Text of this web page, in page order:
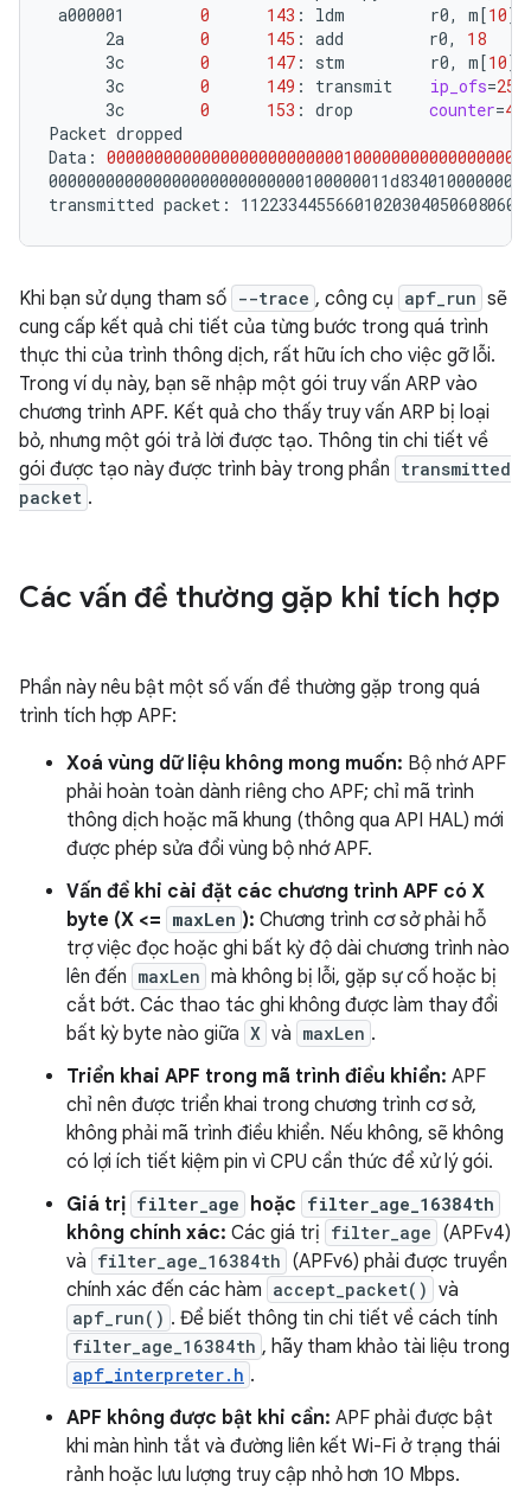
a000001
0 143 : ldm r0, m[10]
2a
0 145 : add r0,
18
3c
0 147 : stm r0, m[10]
3c
0 149 : transmit ip_ofs=255
3c
0 153 : drop counter=47
Packet dropped
Data:
transmitted packet:
Khi bạn sử dụng tham số --trace , công cụ apf_run sẽ
cung cấp kết quả chi tiết của từng bước trong quá trình
thực thi của trình thông dịch, rất hữu ích cho việc gỡ lỗi.
Trong ví dụ này, bạn sẽ nhập một gói truy vấn ARP vào
chương trình APF. Kết quả cho thấy truy vấn ARP bị loại
bỏ, nhưng một gói trả lời được tạo. Thông tin chi tiết về
gói được tạo này được trình bày trong phần transmitted
packet .
Các vấn đề thường gặp khi tích hợp
Phần này nêu bật một số vấn đề thường gặp trong quá
trình tích hợp APF:
Xoá vùng dữ liệu không mong muốn: Bộ nhớ APF
phải hoàn toàn dành riêng cho APF; chỉ mã trình
thông dịch hoặc mã khung (thông qua API HAL) mới
được phép sửa đổi vùng bộ nhớ APF.
Vấn đề khi cài đặt các chương trình APF có X
byte (X <= maxLen ): Chương trình cơ sở phải hỗ
trợ việc đọc hoặc ghi bất kỳ độ dài chương trình nào
lên đến maxLen mà không bị lỗi, gặp sự cố hoặc bị
cắt bớt. Các thao tác ghi không được làm thay đổi
bất kỳ byte nào giữa X và maxLen .
Triển khai APF trong mã trình điều khiển: APF
chỉ nên được triển khai trong chương trình cơ sở,
không phải mã trình điều khiển. Nếu không, sẽ không
có lợi ích tiết kiệm pin vì CPU cần thức để xử lý gói.
Giá trị filter_age hoặc filter_age_16384th
không chính xác: Các giá trị filter_age (APFv4)
và filter_age_16384th (APFv6) phải được truyền
chính xác đến các hàm accept_packet() và
apf_run() . Để biết thông tin chi tiết về cách tính
filter_age_16384th , hãy tham khảo tài liệu trong
apf_interpreter.h .
APF không được bật khi cần: APF phải được bật
khi màn hình tắt và đường liên kết Wi-Fi ở trạng thái
rảnh hoặc lưu lượng truy cập nhỏ hơn 10 Mbps.